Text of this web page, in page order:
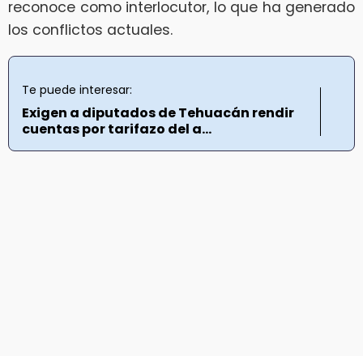
reconoce como interlocutor, lo que ha generado
los conflictos actuales.
Te puede interesar:
Exigen a diputados de Tehuacán rendir
cuentas por tarifazo del a...